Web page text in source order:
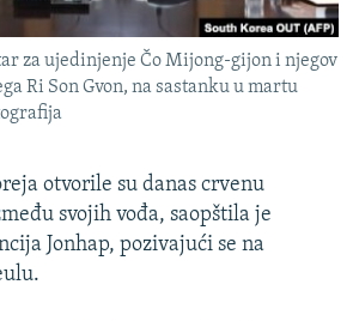
BIH 2024.
za ujedinjenje Čo Mijong-gijon i njegov
Ri Son Gvon, na sastanku u martu
otvorile su danas crvenu
svojih vođa, saopštila je
Jonhap, pozivajući se na